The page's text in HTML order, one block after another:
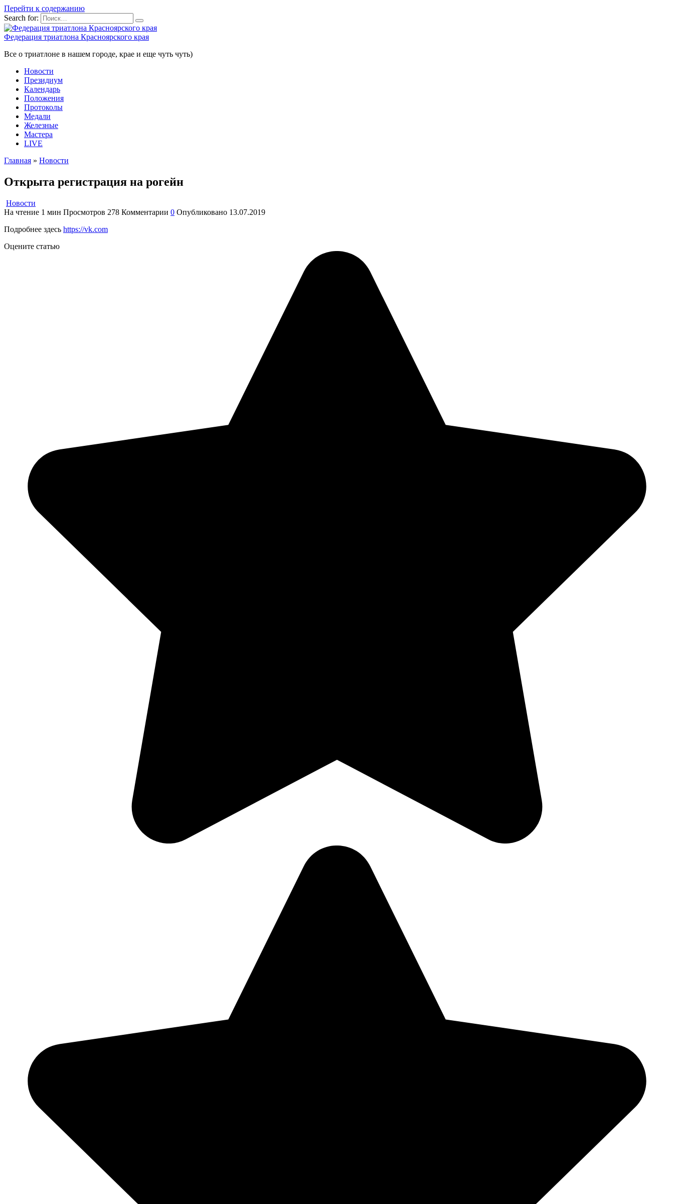
Перейти к содержанию
Search for:
Федерация триатлона Красноярского края
Все о триатлоне в нашем городе, крае и еще чуть чуть)
Новости
Президиум
Календарь
Положения
Протоколы
Медали
Железные
Мастера
LIVE
Главная » Новости
Открыта регистрация на рогейн
Новости
На чтение 1 мин Просмотров 278 Комментарии 0 Опубликовано 13.07.2019
Подробнее здесь https://vk.com
Оцените статью